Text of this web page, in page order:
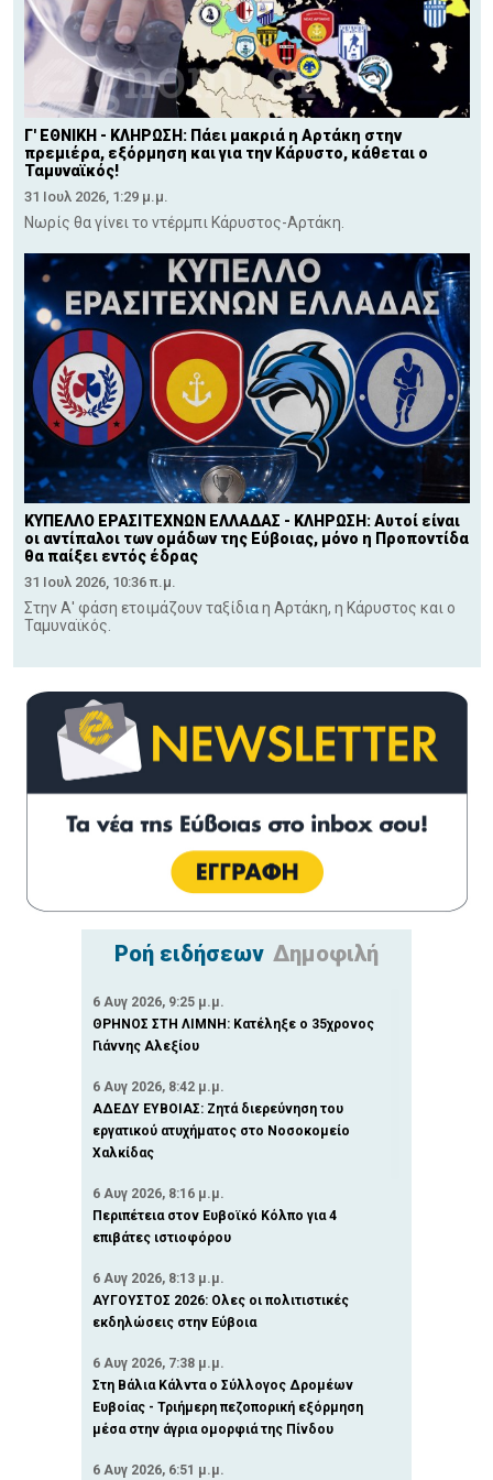
Γ' ΕΘΝΙΚΗ - ΚΛΗΡΩΣΗ: Πάει μακριά η Αρτάκη στην
πρεμιέρα, εξόρμηση και για την Κάρυστο, κάθεται ο
Ταμυναϊκός!
31 Ιουλ 2026, 1:29 μ.μ.
Νωρίς θα γίνει το ντέρμπι Κάρυστος-Αρτάκη.
ΚΥΠΕΛΛΟ ΕΡΑΣΙΤΕΧΝΩΝ ΕΛΛΑΔΑΣ - ΚΛΗΡΩΣΗ: Αυτοί είναι
οι αντίπαλοι των ομάδων της Εύβοιας, μόνο η Προποντίδα
θα παίξει εντός έδρας
31 Ιουλ 2026, 10:36 π.μ.
Στην Α' φάση ετοιμάζουν ταξίδια η Αρτάκη, η Κάρυστος και ο
Ταμυναϊκός.
Ροή ειδήσεων Δημοφιλή
6 Αυγ 2026, 9:25 μ.μ.
ΘΡΗΝΟΣ ΣΤΗ ΛΙΜΝΗ: Κατέληξε ο 35χρονος
Γιάννης Αλεξίου
6 Αυγ 2026, 8:42 μ.μ.
ΑΔΕΔΥ ΕΥΒΟΙΑΣ: Ζητά διερεύνηση του
εργατικού ατυχήματος στο Νοσοκομείο
Χαλκίδας
6 Αυγ 2026, 8:16 μ.μ.
Περιπέτεια στον Ευβοϊκό Κόλπο για 4
επιβάτες ιστιοφόρου
6 Αυγ 2026, 8:13 μ.μ.
ΑΥΓΟΥΣΤΟΣ 2026: Ολες οι πολιτιστικές
εκδηλώσεις στην Εύβοια
6 Αυγ 2026, 7:38 μ.μ.
Στη Βάλια Κάλντα ο Σύλλογος Δρομέων
Ευβοίας - Τριήμερη πεζοπορική εξόρμηση
μέσα στην άγρια ομορφιά της Πίνδου
6 Αυγ 2026, 6:51 μ.μ.